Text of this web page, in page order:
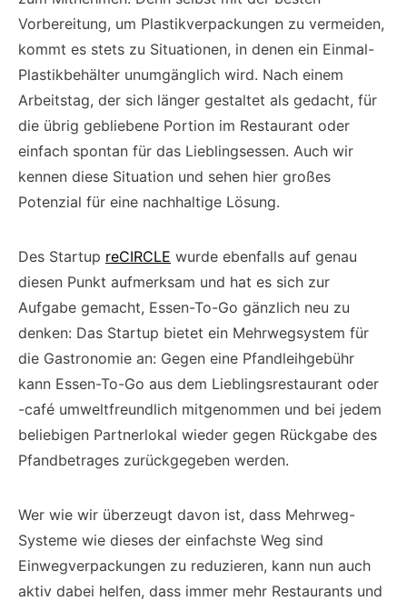
Vorbereitung, um Plastikverpackungen zu vermeiden,
kommt es stets zu Situationen, in denen ein Einmal-
Plastikbehälter unumgänglich wird. Nach einem
Arbeitstag, der sich länger gestaltet als gedacht, für
die übrig gebliebene Portion im Restaurant oder
einfach spontan für das Lieblingsessen. Auch wir
kennen diese Situation und sehen hier großes
Potenzial für eine nachhaltige Lösung.
Des Startup reCIRCLE wurde ebenfalls auf genau
diesen Punkt aufmerksam und hat es sich zur
Aufgabe gemacht, Essen-To-Go gänzlich neu zu
denken: Das Startup bietet ein Mehrwegsystem für
die Gastronomie an: Gegen eine Pfandleihgebühr
kann Essen-To-Go aus dem Lieblingsrestaurant oder
-café umweltfreundlich mitgenommen und bei jedem
beliebigen Partnerlokal wieder gegen Rückgabe des
Pfandbetrages zurückgegeben werden.
Wer wie wir überzeugt davon ist, dass Mehrweg-
Systeme wie dieses der einfachste Weg sind
Einwegverpackungen zu reduzieren, kann nun auch
aktiv dabei helfen, dass immer mehr Restaurants und